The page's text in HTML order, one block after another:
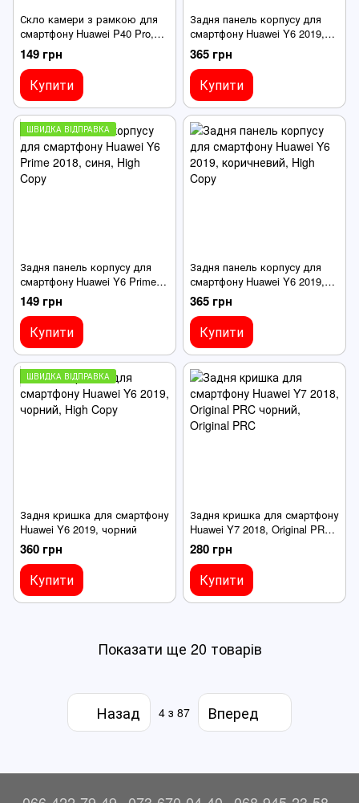
Скло камери з рамкою для
смартфону Huawei P40 Pro,
сріблястий
149 грн
Купити
Задня панель корпусу для
смартфону Huawei Y6 2019,
синій
365 грн
Купити
ШВИДКА ВІДПРАВКА
Задня панель корпусу для
смартфону Huawei Y6 Prime
2018, синя
149 грн
Купити
Задня панель корпусу для
смартфону Huawei Y6 2019,
коричневий
365 грн
Купити
ШВИДКА ВІДПРАВКА
Задня кришка для смартфону
Huawei Y6 2019, чорний
360 грн
Купити
Задня кришка для смартфону
Huawei Y7 2018, Original PRC
чорний
280 грн
Купити
Показати ще 20 товарів
Назад 4 з 87 Вперед